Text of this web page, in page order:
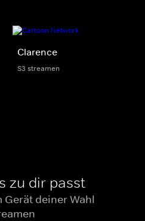
Clarence
S3 streamen
zu dir passt
Gerät deiner Wahl